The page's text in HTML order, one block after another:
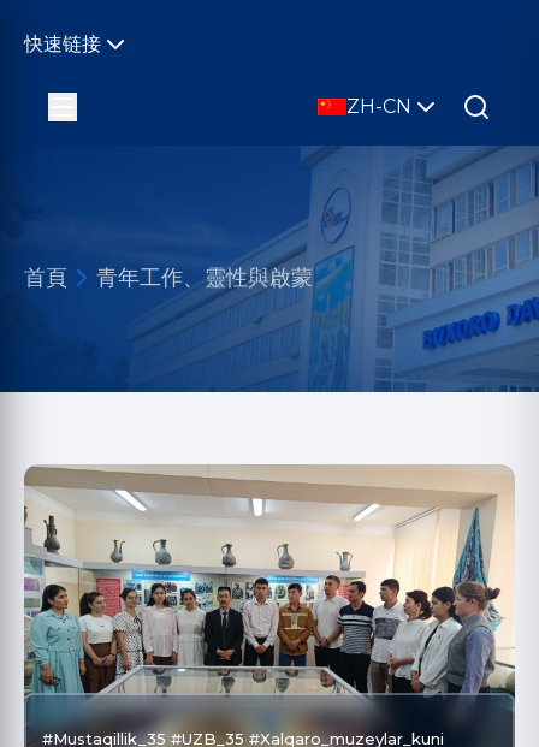
快速链接
ZH-CN
首頁 青年工作、靈性與啟蒙
#Mustaqillik_35 #UZB_35 #Xalqaro_muzeylar_kuni